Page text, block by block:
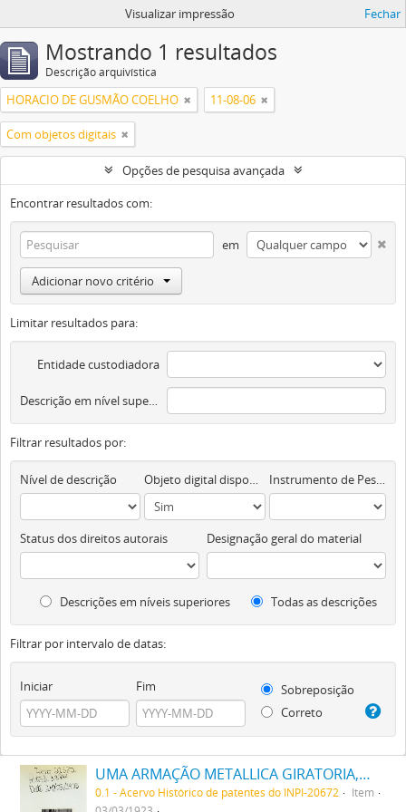
Visualizar impressão Fechar
Mostrando 1 resultados
Descrição arquivística
HORACIO DE GUSMÃO COELHO 11-08-06
Com objetos digitais
Opções de pesquisa avançada
Encontrar resultados com:
em
Adicionar novo critério
Limitar resultados para:
Entidade custodiadora
Descrição em nível superior
Filtrar resultados por:
Nível de descrição Objeto digital disponível Instrumento de Pesquisa
Status dos direitos autorais Designação geral do material
Descrições em níveis superiores Todas as descrições
Filtrar por intervalo de datas:
Iniciar Fim
Sobreposição
Correto
UMA ARMAÇÃO METALLICA GIRATORIA, DESTINADA A DIVERSÕES PUBLICAS
0.1 - Acervo Histórico de patentes do INPI-20672
Item